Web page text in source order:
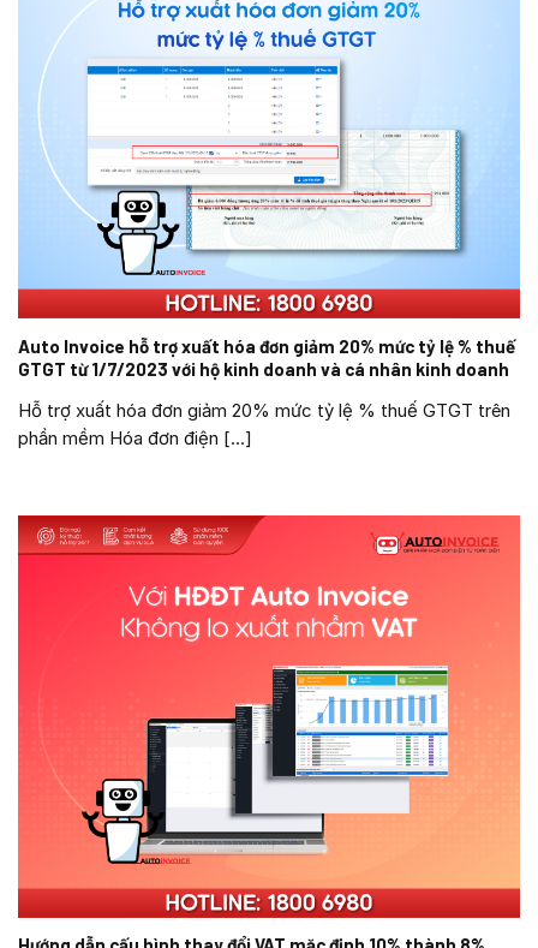
Auto Invoice hỗ trợ xuất hóa đơn giảm 20% mức tỷ lệ % thuế
GTGT từ 1/7/2023 với hộ kinh doanh và cá nhân kinh doanh
Hỗ trợ xuất hóa đơn giảm 20% mức tỷ lệ % thuế GTGT trên
phần mềm Hóa đơn điện [...]